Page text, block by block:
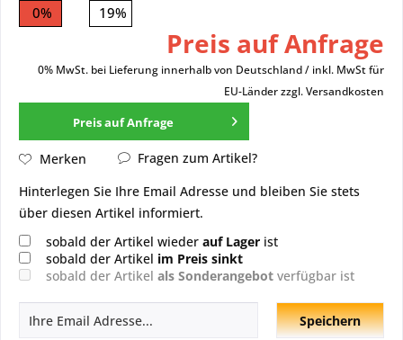
0% 19%
Preis auf Anfrage
0% MwSt. bei Lieferung innerhalb von Deutschland / inkl. MwSt für
EU-Länderzzgl. Versandkosten
Preis auf Anfrage
Merken
Fragen zum Artikel?
Hinterlegen Sie Ihre Email Adresse und bleiben Sie stets
über diesen Artikel informiert.
sobald der Artikel wieder auf Lager ist
sobald der Artikel im Preis sinkt
sobald der Artikel als Sonderangebot verfügbar ist
Speichern